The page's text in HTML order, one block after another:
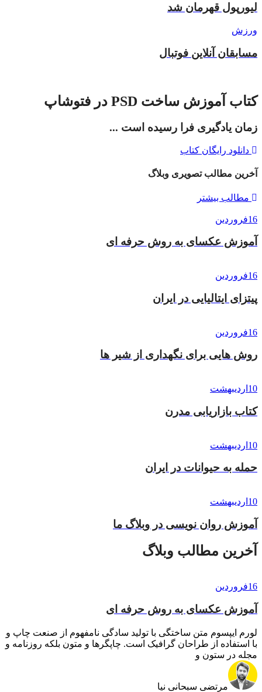
لیورپول قهرمان شد
ورزش
مسابقان آنلاین فوتبال
کتاب آموزش ساخت PSD در فتوشاپ
زمان یادگیری فرا رسیده است ...
دانلود رایگان کتاب
آخرین مطالب تصویری وبلاگ
مطالب بیشتر
16فروردین
آموزش عکسای به روش حرفه ای
16فروردین
پیتزای ایتالیایی در ایران
16فروردین
روش هایی برای نگهداری از شیر ها
10 اردیبهشت
کتاب بازاریابی مدرن
10 اردیبهشت
حمله به حیوانات در ایران
10 اردیبهشت
آموزش روان نویسی در وبلاگ ما
آخرین مطالب وبلاگ
16فروردین
آموزش عکسای به روش حرفه ای
لورم ایپسوم متن ساختگی با تولید سادگی نامفهوم از صنعت چاپ و
با استفاده از طراحان گرافیک است. چاپگرها و متون بلکه روزنامه و
مجله در ستون و
مرتضی سبحانی نیا